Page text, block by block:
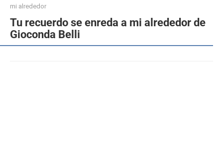
mi alrededor
Tu recuerdo se enreda a mi alrededor de
Gioconda Belli